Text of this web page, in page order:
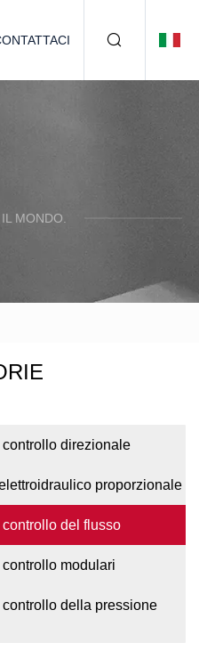
MONDO.
direzionale
proporzionale
del flusso
modulari
della pressione